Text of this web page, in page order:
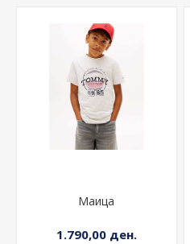
Маица
1.790,00 ден.